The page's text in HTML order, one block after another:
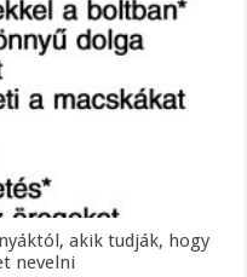
akik tudják, hogy
nevelni